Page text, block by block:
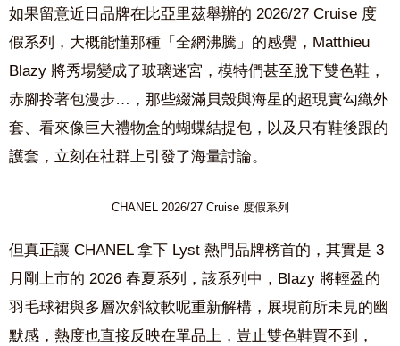
如果留意近日品牌在比亞里茲舉辦的 2026/27 Cruise 度
假系列，大概能懂那種「全網沸騰」的感覺， Matthieu
Blazy 將秀場變成了玻璃迷宮，模特們甚至脫下雙色鞋，
赤腳拎著包漫步… ，那些綴滿貝殼與海星的超現實勾織外
套、看來像巨大禮物盒的蝴蝶結提包，以及只有鞋後跟的
護套，立刻在社群上引發了海量討論。
CHANEL 2026/27 Cruise 度假系列
但真正讓 CHANEL 拿下 Lyst 熱門品牌榜首的，其實是 3
月剛上市的 2026 春夏系列，該系列中， Blazy 將輕盈的
羽毛球裙與多層次斜紋軟呢重新解構，展現前所未見的幽
默感，熱度也直接反映在單品上，豈止雙色鞋買不到，